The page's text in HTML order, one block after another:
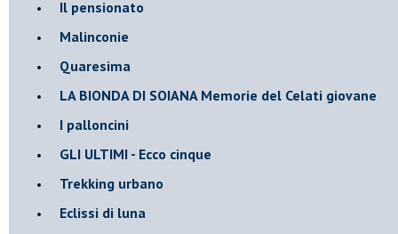
Il pensionato
Malinconie
Quaresima
LA BIONDA DI SOIANA Memorie del Celati giovane
I palloncini
GLI ULTIMI - Ecco cinque
Trekking urbano
Eclissi di luna